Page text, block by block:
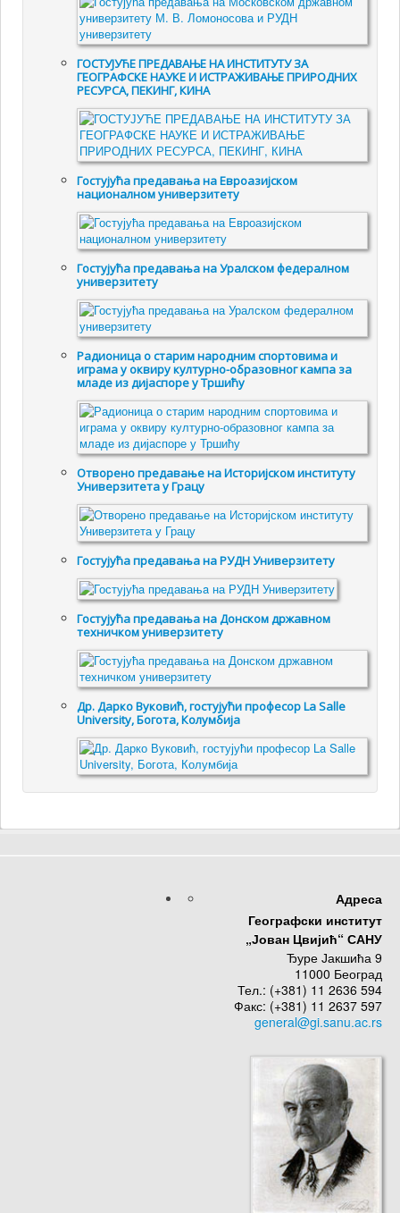
ГОСТУЈУЋЕ ПРЕДАВАЊЕ НА ИНСТИТУТУ ЗА
ГЕОГРАФСКЕ НАУКЕ И ИСТРАЖИВАЊЕ ПРИРОДНИХ
РЕСУРСА, ПЕКИНГ, КИНА
Гостујућа предавања на Евроазијском
националном универзитету
Гостујућа предавања на Уралском федералном
универзитету
Радионица о старим народним спортовима и
играма у оквиру културно-образовног кампа за
младе из дијаспоре у Тршићу
Отворено предавање на Историјском институту
Универзитета у Грацу
Гостујућa предавањa на РУДН Универзитету
Гостујућа предавања на Донском државном
техничком универзитету
Др. Дарко Вуковић, гостујући професор La Salle
University, Богота, Колумбија
Адреса
Географски институт
„Јован Цвијић“ САНУ
Ђуре Јакшића 9
11000 Београд
Тел.: (+381) 11 2636 594
Факс: (+381) 11 2637 597